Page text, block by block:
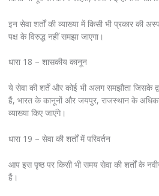
इन सेवा शर्तों की व्याख्या में किसी भी प्रकार की
पक्ष के विरुद्ध नहीं समझा जाएगा।
धारा 18 – शासकीय कानून
ये सेवा की शर्तें और कोई भी अलग समझौता जिसके
हैं, भारत के कानूनों और जयपुर, राजस्थान के
व्याख्या किए जाएंगे।
धारा 19 – सेवा की शर्तों में परिवर्तन
आप इस पृष्ठ पर किसी भी समय सेवा की शर्तों के
हैं।